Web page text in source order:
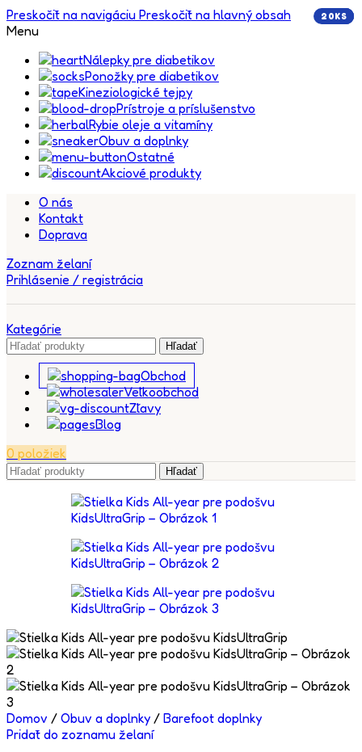
Preskočiť na navigáciu Preskočiť na hlavný obsah
Menu
Nálepky pre diabetikov
Ponožky pre diabetikov
Kineziologické tejpy
Prístroje a príslušenstvo
Rybie oleje a vitamíny
Obuv a doplnky
Ostatné
Akciové produkty
O nás
Kontakt
Doprava
Zoznam želaní
Prihlásenie / registrácia
Kategórie
Hľadať
Obchod
Veľkoobchod
Zľavy
Blog
0 položiek
Hľadať
Domov / Obuv a doplnky / Barefoot doplnky
Pridať do zoznamu želaní
5KS
5KS
5KS
20KS